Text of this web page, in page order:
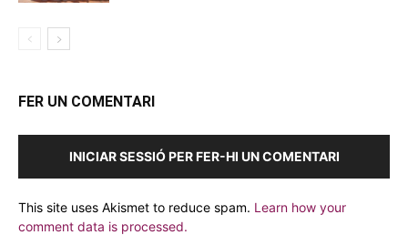
FER UN COMENTARI
INICIAR SESSIÓ PER FER-HI UN COMENTARI
This site uses Akismet to reduce spam. Learn how your
comment data is processed.